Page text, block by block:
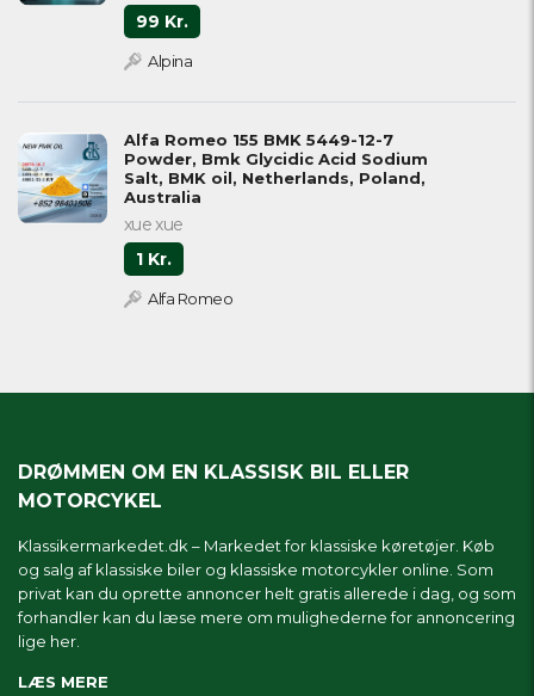
99 Kr.
Alpina
Alfa Romeo 155 BMK 5449-12-7
Powder, Bmk Glycidic Acid Sodium
Salt, BMK oil, Netherlands, Poland,
Australia
xue xue
1 Kr.
Alfa Romeo
DRØMMEN OM EN KLASSISK BIL ELLER
MOTORCYKEL
Klassikermarkedet.dk – Markedet for klassiske køretøjer. Køb
og salg af klassiske biler og klassiske motorcykler online. Som
privat kan du oprette annoncer helt gratis allerede i dag, og som
forhandler kan du læse mere om mulighederne for annoncering
lige her.
LÆS MERE